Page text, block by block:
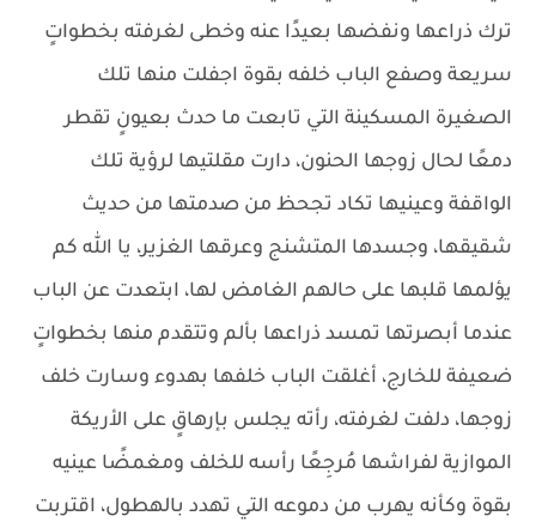
ترك ذراعها ونفضها بعيدًا عنه وخطى لغرفته بخطواتٍ
سريعة وصفع الباب خلفه بقوة اجفلت منها تلك
الصغيرة المسكينة التي تابعت ما حدث بعيونٍ تقطر
دمعًا لحال زوجها الحنون، دارت مقلتيها لرؤية تلك
الواقفة وعينيها تكاد تجحظ من صدمتها من حديث
شقيقها، وجسدها المتشنج وعرقها الغزير، يا الله كم
يؤلمها قلبها على حالهم الغامض لها، ابتعدت عن الباب
عندما أبصرتها تمسد ذراعها بألم وتتقدم منها بخطواتٍ
ضعيفة للخارج، أغلقت الباب خلفها بهدوء وسارت خلف
زوجها، دلفت لغرفته، رأته يجلس بإرهاقٍ على الأريكة
الموازية لفراشها مُرجِعًا رأسه للخلف ومغمضًا عينيه
بقوة وكأنه يهرب من دموعه التي تهدد بالهطول، اقتربت